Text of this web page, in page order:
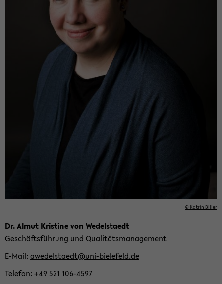
© Kat­rin Bil­ler
Dr. Almut Kris­ti­ne von We­del­sta­edt
Ge­schäfts­füh­rung und Qua­li­täts­ma­nage­ment
E-​Mail awe­del­sta­edt@uni-​bielefeld.de
Te­le­fon +49 521 106-​4597